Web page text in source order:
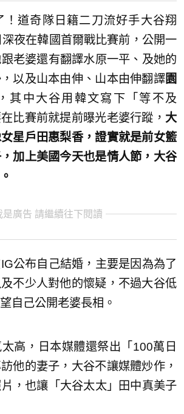
！道奇隊日籍二刀流好手大谷翔
夜在韓國首爾戰比賽前，公開一
老婆還有翻譯水原一平、及她的
以及山本由伸、山本由伸翻譯園
其中大谷用韓文寫下「等不及
比賽前就提前曝光老婆行蹤， 大
星戶田惠梨香，證實就是前女籃
加上美國今天也是情人節，大谷
是廣告 請繼續往下閱讀
公布自己結婚，主要是因為為了
不少人對他的懷疑，不過大谷低
自己公開老婆長相。
高，日本媒體還祭出「100萬日
他的妻子，大谷不讓媒體炒作，
，也讓「大谷太太」田中真美子